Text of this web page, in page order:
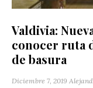
Valdivia:
conocer ruta
de basura
Diciembre 7, 2019